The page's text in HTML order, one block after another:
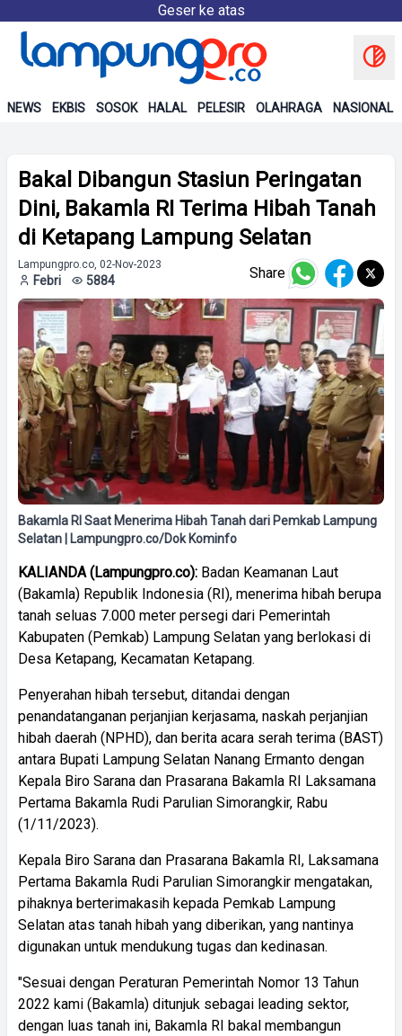
Geser ke atas
NEWS EKBIS SOSOK HALAL PELESIR OLAHRAGA NASIONAL
Bakal Dibangun Stasiun Peringatan
Dini, Bakamla RI Terima Hibah Tanah
di Ketapang Lampung Selatan
Lampungpro.co, 02-Nov-2023
Febri 5884 Share
Bakamla RI Saat Menerima Hibah Tanah dari Pemkab Lampung
Selatan | Lampungpro.co/Dok Kominfo
KALIANDA (Lampungpro.co): Badan Keamanan Laut
(Bakamla) Republik Indonesia (RI), menerima hibah berupa
tanah seluas 7.000 meter persegi dari Pemerintah
Kabupaten (Pemkab) Lampung Selatan yang berlokasi di
Desa Ketapang, Kecamatan Ketapang.
Penyerahan hibah tersebut, ditandai dengan
penandatanganan perjanjian kerjasama, naskah perjanjian
hibah daerah (NPHD), dan berita acara serah terima (BAST)
antara Bupati Lampung Selatan Nanang Ermanto dengan
Kepala Biro Sarana dan Prasarana Bakamla RI Laksamana
Pertama Bakamla Rudi Parulian Simorangkir, Rabu
(1/11/2023).
Kepala Biro Sarana dan Prasarana Bakamla RI, Laksamana
Pertama Bakamla Rudi Parulian Simorangkir mengatakan,
pihaknya berterimakasih kepada Pemkab Lampung
Selatan atas tanah hibah yang diberikan, yang nantinya
digunakan untuk mendukung tugas dan kedinasan.
"Sesuai dengan Peraturan Pemerintah Nomor 13 Tahun
2022 kami (Bakamla) ditunjuk sebagai leading sektor,
dengan luas tanah ini, Bakamla RI bakal membangun